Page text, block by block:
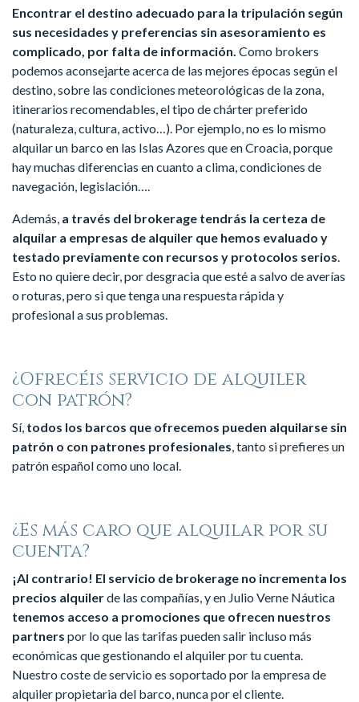
Encontrar el destino adecuado para la tripulación según
sus necesidades y preferencias sin asesoramiento es
complicado, por falta de información. Como brokers
podemos aconsejarte acerca de las mejores épocas según el
destino, sobre las condiciones meteorológicas de la zona,
itinerarios recomendables, el tipo de chárter preferido
(naturaleza, cultura, activo…). Por ejemplo, no es lo mismo
alquilar un barco en las Islas Azores que en Croacia, porque
hay muchas diferencias en cuanto a clima, condiciones de
navegación, legislación….
Además, a través del brokerage tendrás la certeza de
alquilar a empresas de alquiler que hemos evaluado y
testado previamente con recursos y protocolos serios
Esto no quiere decir, por desgracia que esté a salvo de averías
o roturas, pero si que tenga una respuesta rápida y
profesional a sus problemas.
¿Ofrecéis servicio de alquiler
con patrón?
Sí, todos los barcos que ofrecemos pueden alquilarse sin
patrón o con patrones profesionales , tanto si prefieres un
patrón español como uno local.
¿Es más caro que alquilar por su
cuenta?
¡Al contrario! El servicio de brokerage no incrementa los
precios alquilerde las compañías, y en Julio Verne Náutica
tenemos acceso a promociones que ofrecen nuestros
partners por lo que las tarifas pueden salir incluso más
económicas que gestionando el alquiler por tu cuenta.
Nuestro coste de servicio es soportado por la empresa de
alquiler propietaria del barco, nunca por el cliente.